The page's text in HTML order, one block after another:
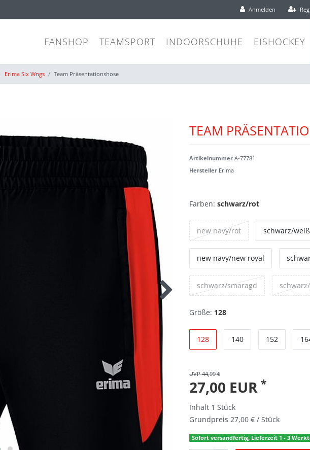
Anmelden
FANSHOP TEAMSPORT INDOORSCHUHE EISHOCKEY
Erima Six Wngs Team Präsentationshose
TEAM
Artikelnummer A-77781
Hersteller Erima
Farben: schwarz/rot
new navy/rot schwarz/weiß
new navy/new royal
schwarz/smaragd
Größe: 128
128 140 152
UVP 44,99 €
27,00 EUR *
Inhalt 1 Stück
Grundpreis 27,00 € / Stück
Sofort versandfertig, Lieferzeit 1 - 3